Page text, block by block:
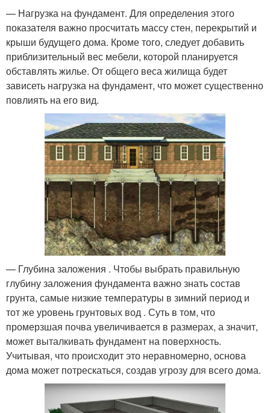
— Нагрузка на фундамент. Для определения этого
показателя важно просчитать массу стен, перекрытий и
крыши будущего дома. Кроме того, следует добавить
приблизительный вес мебели, которой планируется
обставлять жилье. От общего веса жилища будет
зависеть нагрузка на фундамент, что может существенно
повлиять на его вид.
— Глубина заложения . Чтобы выбрать правильную
глубину заложения фундамента важно знать состав
грунта, самые низкие температуры в зимний период и
тот же уровень грунтовых вод . Суть в том, что
промерзшая почва увеличивается в размерах, а значит,
может выталкивать фундамент на поверхность.
Учитывая, что происходит это неравномерно, основа
дома может потрескаться, создав угрозу для всего дома.